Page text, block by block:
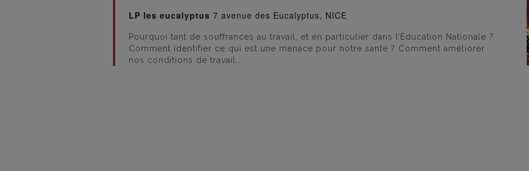
LP les eucalyptus 7 avenue des Eucalyptus, NICE
Pourquoi tant de souffrances au travail, et en particulier dans l’Éducation Nationale ?
Comment identifier ce qui est une menace pour notre santé ? Comment améliorer
nos conditions de travail...